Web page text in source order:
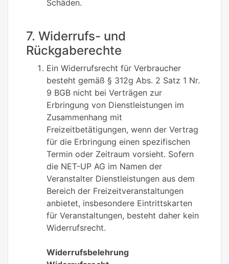
Schäden.
7. Widerrufs- und
Rückgaberechte
Ein Widerrufsrecht für Verbraucher
besteht gemäß § 312g Abs. 2 Satz 1 Nr.
9 BGB nicht bei Verträgen zur
Erbringung von Dienstleistungen im
Zusammenhang mit
Freizeitbetätigungen, wenn der Vertrag
für die Erbringung einen spezifischen
Termin oder Zeitraum vorsieht. Sofern
die NET-UP AG im Namen der
Veranstalter Dienstleistungen aus dem
Bereich der Freizeitveranstaltungen
anbietet, insbesondere Eintrittskarten
für Veranstaltungen, besteht daher kein
Widerrufsrecht.
Widerrufsbelehrung